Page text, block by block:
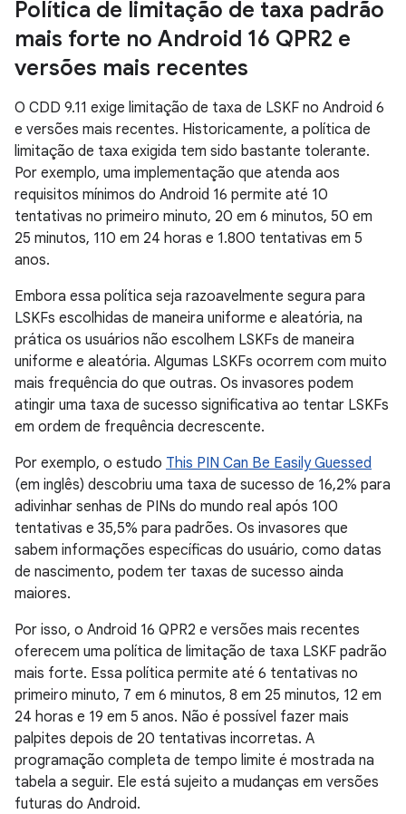
Política de limitação de taxa padrão
mais forte no Android 16 QPR2 e
versões mais recentes
O CDD 9.11 exige limitação de taxa de LSKF no Android 6
e versões mais recentes. Historicamente, a política de
limitação de taxa exigida tem sido bastante tolerante.
Por exemplo, uma implementação que atenda aos
requisitos mínimos do Android 16 permite até 10
tentativas no primeiro minuto, 20 em 6 minutos, 50 em
25 minutos, 110 em 24 horas e 1.800 tentativas em 5
anos.
Embora essa política seja razoavelmente segura para
LSKFs escolhidas de maneira uniforme e aleatória, na
prática os usuários não escolhem LSKFs de maneira
uniforme e aleatória. Algumas LSKFs ocorrem com muito
mais frequência do que outras. Os invasores podem
atingir uma taxa de sucesso significativa ao tentar LSKFs
em ordem de frequência decrescente.
Por exemplo, o estudo This PIN Can Be Easily Guessed
(em inglês) descobriu uma taxa de sucesso de 16,2% para
adivinhar senhas de PINs do mundo real após 100
tentativas e 35,5% para padrões. Os invasores que
sabem informações específicas do usuário, como datas
de nascimento, podem ter taxas de sucesso ainda
maiores.
Por isso, o Android 16 QPR2 e versões mais recentes
oferecem uma política de limitação de taxa LSKF padrão
mais forte. Essa política permite até 6 tentativas no
primeiro minuto, 7 em 6 minutos, 8 em 25 minutos, 12 em
24 horas e 19 em 5 anos. Não é possível fazer mais
palpites depois de 20 tentativas incorretas. A
programação completa de tempo limite é mostrada na
tabela a seguir. Ele está sujeito a mudanças em versões
futuras do Android.